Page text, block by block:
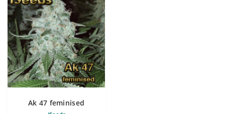
Ak 47 feminised